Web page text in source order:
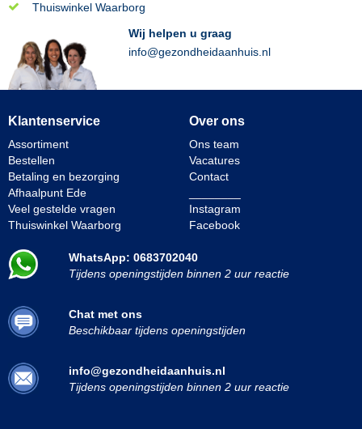
Thuiswinkel Waarborg
Wij helpen u graag
info@gezondheidaanhuis.nl
Klantenservice
Assortiment
Bestellen
Betaling en bezorging
Afhaalpunt Ede
Veel gestelde vragen
Thuiswinkel Waarborg
Over ons
Ons team
Vacatures
Contact
Instagram
Facebook
WhatsApp: 0683702040
Tijdens openingstijden binnen 2 uur reactie
Chat met ons
Beschikbaar tijdens openingstijden
info@gezondheidaanhuis.nl
Tijdens openingstijden binnen 2 uur reactie